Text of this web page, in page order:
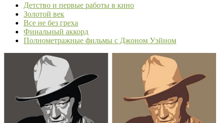
Детство и первые работы в кино
Золотой век
Все не без греха
Финальный аккорд
Полнометражные фильмы с Джоном Уэйном